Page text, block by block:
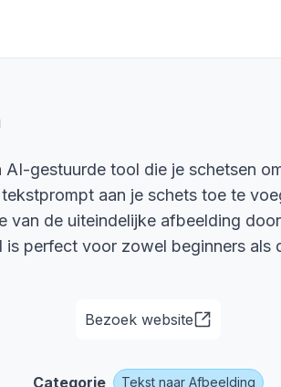
AI-gestuurde tool die je schetsen
aan je schets toe te
van de uiteindelijke afbeelding
is perfect voor zowel beginners als
Bezoek website
Categorie Tekst naar Afbeelding